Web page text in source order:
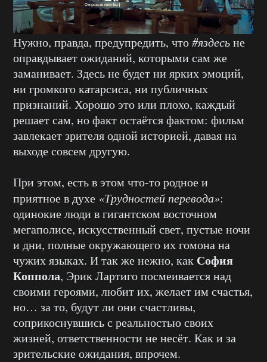
Нужно, правда, предупредить, что#яздесьне
оправдывает ожиданий, которыми сам же
заманивает. Здесь не будет ни ярких эмоций,
ни громкого катарсиса, ни публичных
признаний. Хорошо это или плохо, каждый
решает сам, но факт остаётся фактом: фильм
завлекает зрителя одной историей, давая на
выходе совсем другую.
При этом, есть в этом что-то родное и
приятное в духе «Трудностей перевода»:
одинокие люди в гигантском восточном
мегаполисе, искусственный свет, пустые ночи
и дни, полные окружающего их гомона на
чужих языках. И так же нежно, как София
Коппола, Эрик Лартиго посмеивается над
своими героями, любит их, желает им счастья,
но… за то, будут ли они счастливы,
соприкоснувшись с реальностью своих
жизней, ответственности не несёт. Как и за
зрительские ожидания, впрочем.